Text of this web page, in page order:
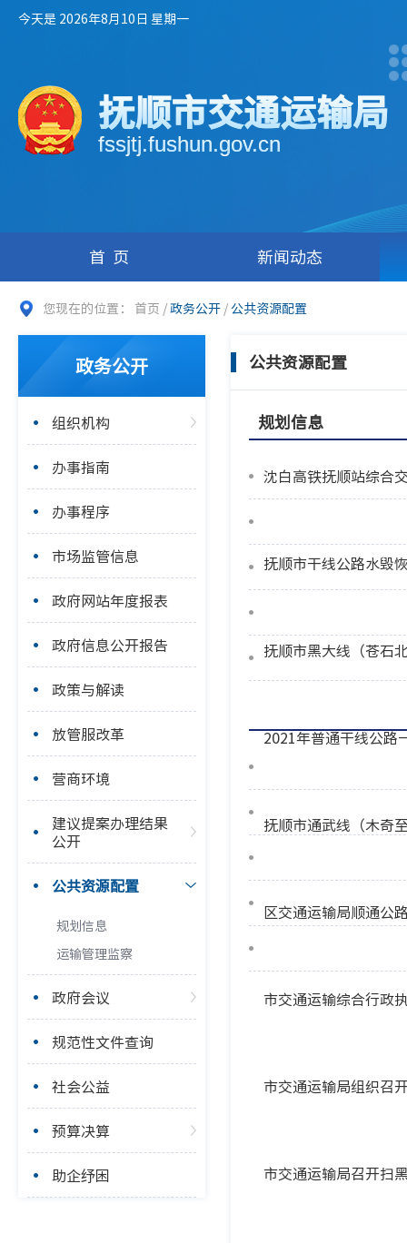
今天是 2026年8月10日 星期一
抚顺市交通运输局
fssjtj.fushun.gov.cn
首页 新闻动态
您现在的位置： 首页 /政务公开 / 公共资源配置
政务公开
组织机构
办事指南
办事程序
市场监管信息
政府网站年度报表
政府信息公开报告
政策与解读
放管服改革
营商环境
建议提案办理结果
公开
公共资源配置
规划信息
运输管理监察
政府会议
规范性文件查询
社会公益
预算决算
助企纾困
公共资源配置
规划信息
沈白高铁抚顺站综合
抚顺市干线公路水毁
抚顺市黑大线（苍石
2021年普通干线公路
抚顺市通武线（木奇
区交通运输局顺通公
市交通运输综合行政
市交通运输局组织召
市交通运输局召开扫